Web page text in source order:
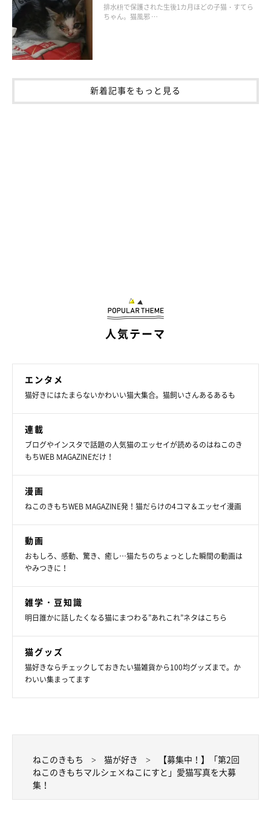
排水枡で保護された生後1カ月ほどの子猫・すてら
ちゃん。猫風邪 …
新着記事をもっと見る
人気テーマ
エンタメ
猫好きにはたまらないかわいい猫大集合。猫飼いさんあるあるも
連載
ブログやインスタで話題の人気猫のエッセイが読めるのはねこのき
もちWEB MAGAZINEだけ！
漫画
ねこのきもちWEB MAGAZINE発！猫だらけの4コマ＆エッセイ漫画
動画
おもしろ、感動、驚き、癒し…猫たちのちょっとした瞬間の動画は
やみつきに！
雑学・豆知識
明日誰かに話したくなる猫にまつわる”あれこれ”ネタはこちら
猫グッズ
猫好きならチェックしておきたい猫雑貨から100均グッズまで。か
わいい集まってます
ねこのきもち 猫が好き
【募集中！】「第2回
ねこのきもちマルシェ×ねこにすと」愛猫写真を大募
集！